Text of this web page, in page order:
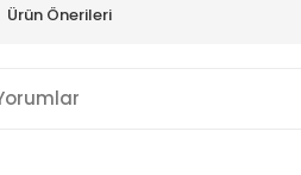
Ürün Önerileri